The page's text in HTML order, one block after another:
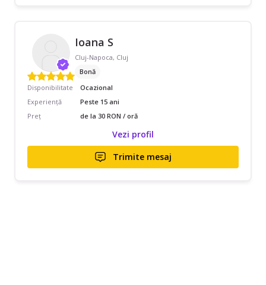
Ioana S
Cluj-Napoca, Cluj
Bonă
Disponibilitate
Ocazional
Experiență
Peste 15 ani
Preț
de la 30 RON / oră
Vezi profil
Trimite mesaj